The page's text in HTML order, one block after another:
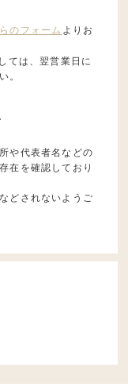
のフォーム よりお
ては、翌営業日に
。
や代表者名などの
在を確認しており
どされないようご